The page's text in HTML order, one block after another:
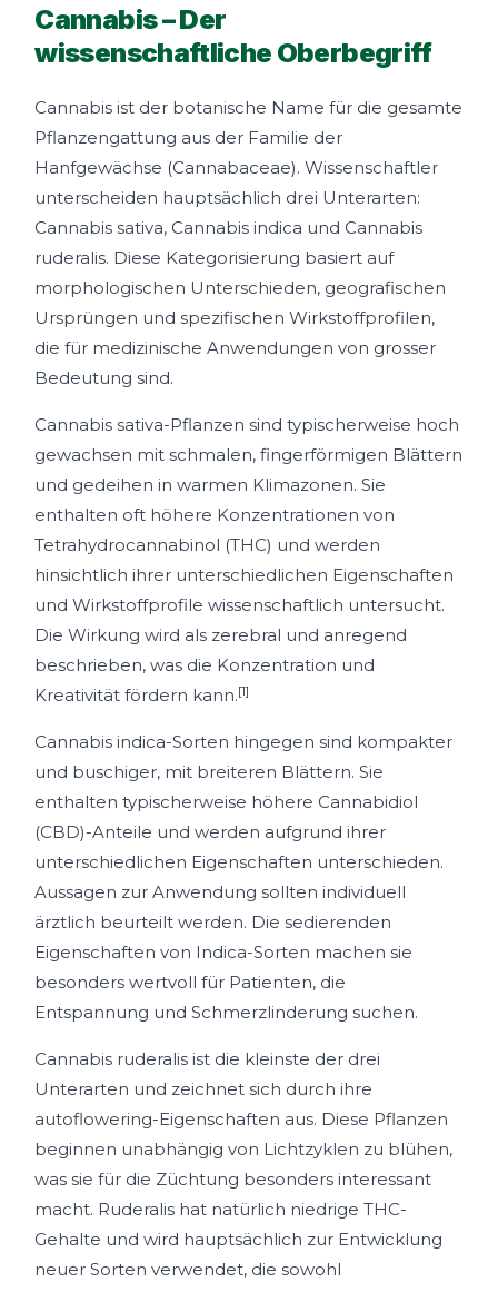
Cannabis – Der
wissenschaftliche Oberbegriff
Cannabis ist der botanische Name für die gesamte
Pflanzengattung aus der Familie der
Hanfgewächse (Cannabaceae). Wissenschaftler
unterscheiden hauptsächlich drei Unterarten:
Cannabis sativa, Cannabis indica und Cannabis
ruderalis. Diese Kategorisierung basiert auf
morphologischen Unterschieden, geografischen
Ursprüngen und spezifischen Wirkstoffprofilen,
die für medizinische Anwendungen von grosser
Bedeutung sind.
Cannabis sativa-Pflanzen sind typischerweise hoch
gewachsen mit schmalen, fingerförmigen Blättern
und gedeihen in warmen Klimazonen. Sie
enthalten oft höhere Konzentrationen von
Tetrahydrocannabinol (THC) und werden
hinsichtlich ihrer unterschiedlichen Eigenschaften
und Wirkstoffprofile wissenschaftlich untersucht.
Die Wirkung wird als zerebral und anregend
beschrieben, was die Konzentration und
Kreativität fördern kann.[1]
Cannabis indica-Sorten hingegen sind kompakter
und buschiger, mit breiteren Blättern. Sie
enthalten typischerweise höhere Cannabidiol
(CBD)-Anteile und werden aufgrund ihrer
unterschiedlichen Eigenschaften unterschieden.
Aussagen zur Anwendung sollten individuell
ärztlich beurteilt werden. Die sedierenden
Eigenschaften von Indica-Sorten machen sie
besonders wertvoll für Patienten, die
Entspannung und Schmerzlinderung suchen.
Cannabis ruderalis ist die kleinste der drei
Unterarten und zeichnet sich durch ihre
autoflowering-Eigenschaften aus. Diese Pflanzen
beginnen unabhängig von Lichtzyklen zu blühen,
was sie für die Züchtung besonders interessant
macht. Ruderalis hat natürlich niedrige THC-
Gehalte und wird hauptsächlich zur Entwicklung
neuer Sorten verwendet, die sowohl